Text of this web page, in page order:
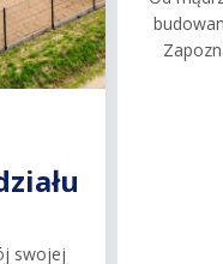
swojej
Het
-
w
Ze